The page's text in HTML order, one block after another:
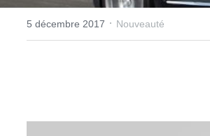
5 décembre 2017 · Nouveauté